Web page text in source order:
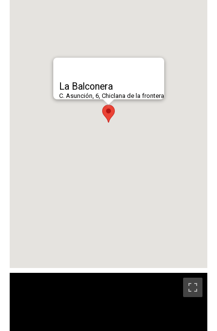
La Balconera
C. Asunción, 6, Chiclana de la frontera